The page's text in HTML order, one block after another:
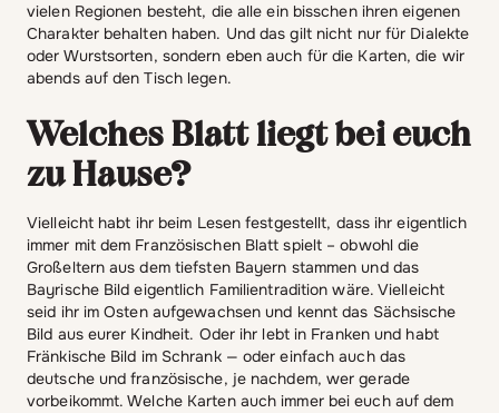
vielen Regionen besteht, die alle ein bisschen ihren eigenen
Charakter behalten haben. Und das gilt nicht nur für Dialekte
oder Wurstsorten, sondern eben auch für die Karten, die wir
abends auf den Tisch legen.
Welches Blatt liegt bei euch
zu Hause?
Vielleicht habt ihr beim Lesen festgestellt, dass ihr eigentlich
immer mit dem Französischen Blatt spielt – obwohl die
Großeltern aus dem tiefsten Bayern stammen und das
Bayrische Bild eigentlich Familientradition wäre. Vielleicht
seid ihr im Osten aufgewachsen und kennt das Sächsische
Bild aus eurer Kindheit. Oder ihr lebt in Franken und habt
Fränkische Bild im Schrank — oder einfach auch das
deutsche und französische, je nachdem, wer gerade
vorbeikommt. Welche Karten auch immer bei euch auf dem